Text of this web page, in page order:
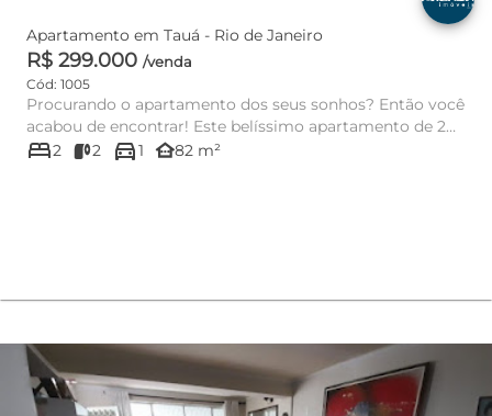
Apartamento em Tauá - Rio de Janeiro
R$ 299.000 /venda
Cód: 1005
Procurando o apartamento dos seus sonhos? Então você
acabou de encontrar! Este belíssimo apartamento de 2
quartos, 1 sal...
bed2 2 directions_car1 other_houses82 m²